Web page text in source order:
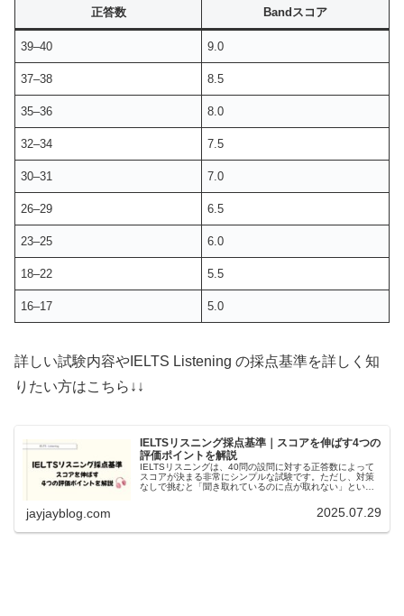
正答数 Bandスコア
39–40 9.0
37–38 8.5
35–36 8.0
32–34 7.5
30–31 7.0
26–29 6.5
23–25 6.0
18–22 5.5
16–17 5.0
詳しい試験内容やIELTS Listening の採点基準を詳しく知
りたい方はこちら↓↓
IELTSリスニング採点基準｜スコアを伸ばす4つの
評価ポイントを解説
IELTSリスニングは、40問の設問に対する正答数によって
スコアが決まる非常にシンプルな試験です。ただし、対策
なしで挑むと「聞き取れているのに点が取れない」という
jayjayblog.com 2025.07.29